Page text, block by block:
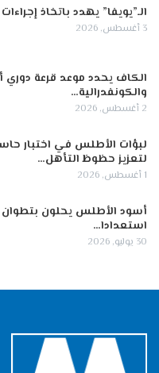
الـ”يويفا” يهدد باتخاذ
3 أغسطس, 2026
الكاف يحدد موعد قرعة دوري
والكونفدرالية…
2 أغسطس, 2026
لبؤات الأطلس في اختبار
لتعزيز حظوظ التأهل…
1 أغسطس, 2026
أسود الأطلس يحلون بتطوان
استعدادا…
30 يوليو, 2026